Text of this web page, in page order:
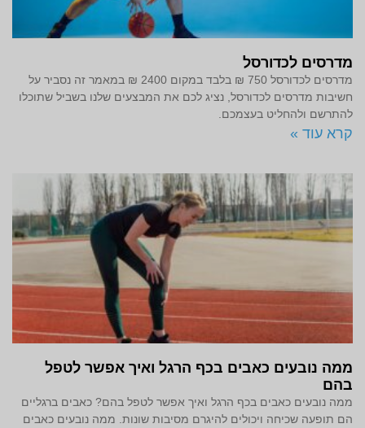
מדרסים לכדורסל
מדרסים לכדורסל 750 ₪ בלבד במקום 2400 ₪ במאמר זה נסביר על
חשיבות מדרסים לכדורסל, נציג לכם את המבצעים שלנו בשביל שתוכלו
להתרשם ולהחליט בעצמכם.
קרא עוד »
ממה נובעים כאבים בכף הרגל ואיך אפשר לטפל
בהם
ממה נובעים כאבים בכף הרגל ואיך אפשר לטפל בהם? כאבים ברגליים
הם תופעה שכיחה ויכולים להיגרם מסיבות שונות. ממה נובעים כאבים